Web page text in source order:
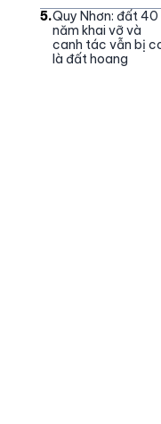
5.Quy Nhơn: đất 40
năm khai vỡ và
canh tác vẫn bị
là đất hoang